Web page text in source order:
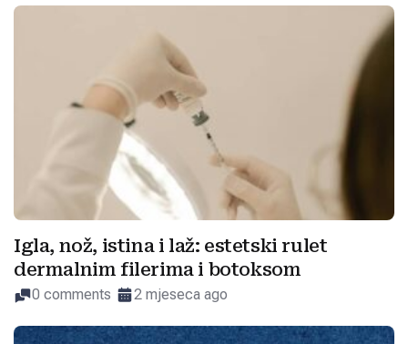
Igla, nož, istina i laž: estetski rulet
dermalnim filerima i botoksom
0 comments 2 mjeseca ago